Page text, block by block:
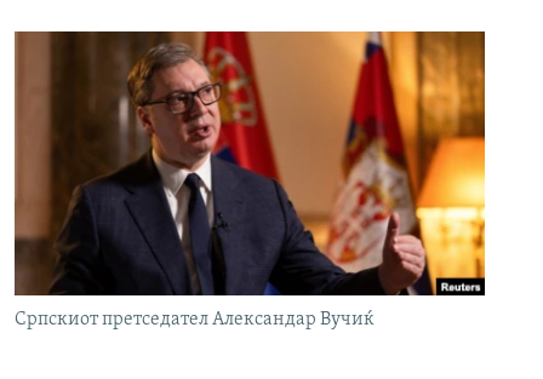
Српскиот претседател Александар Вучиќ